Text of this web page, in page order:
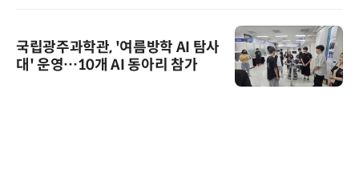
국립광주과학관, '여름방학 AI 탐사
대' 운영…10개 AI 동아리 참가